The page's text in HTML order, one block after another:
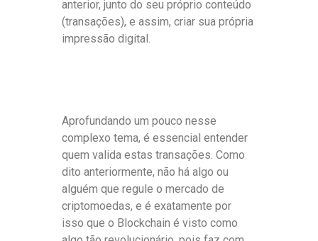
anterior, junto do seu próprio conteúdo
(transações), e assim, criar sua própria
impressão digital.
Aprofundando um pouco nesse
complexo tema, é essencial entender
quem valida estas transações. Como
dito anteriormente, não há algo ou
alguém que regule o mercado de
criptomoedas, e é exatamente por
isso que o Blockchain é visto como